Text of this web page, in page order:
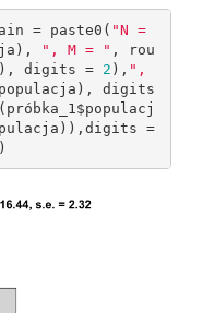
= paste0( "N =
", M = " , rou
digits = 2 ), ",
digits
a)/sqrt(length(próbka_1$populacja)),digits =
)